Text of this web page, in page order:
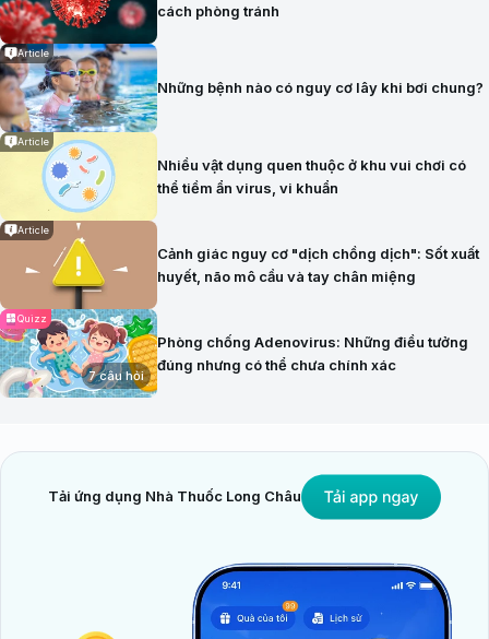
cách phòng tránh
Article
Những bệnh nào có nguy cơ lây khi bơi chung?
Article
Nhiều vật dụng quen thuộc ở khu vui chơi có
thể tiềm ẩn virus, vi khuẩn
Article
Cảnh giác nguy cơ "dịch chồng dịch": Sốt xuất
huyết, não mô cầu và tay chân miệng
Quizz
7 câu hỏi
Phòng chống Adenovirus: Những điều tưởng
đúng nhưng có thể chưa chính xác
Tải ứng dụng Nhà Thuốc Long Châu